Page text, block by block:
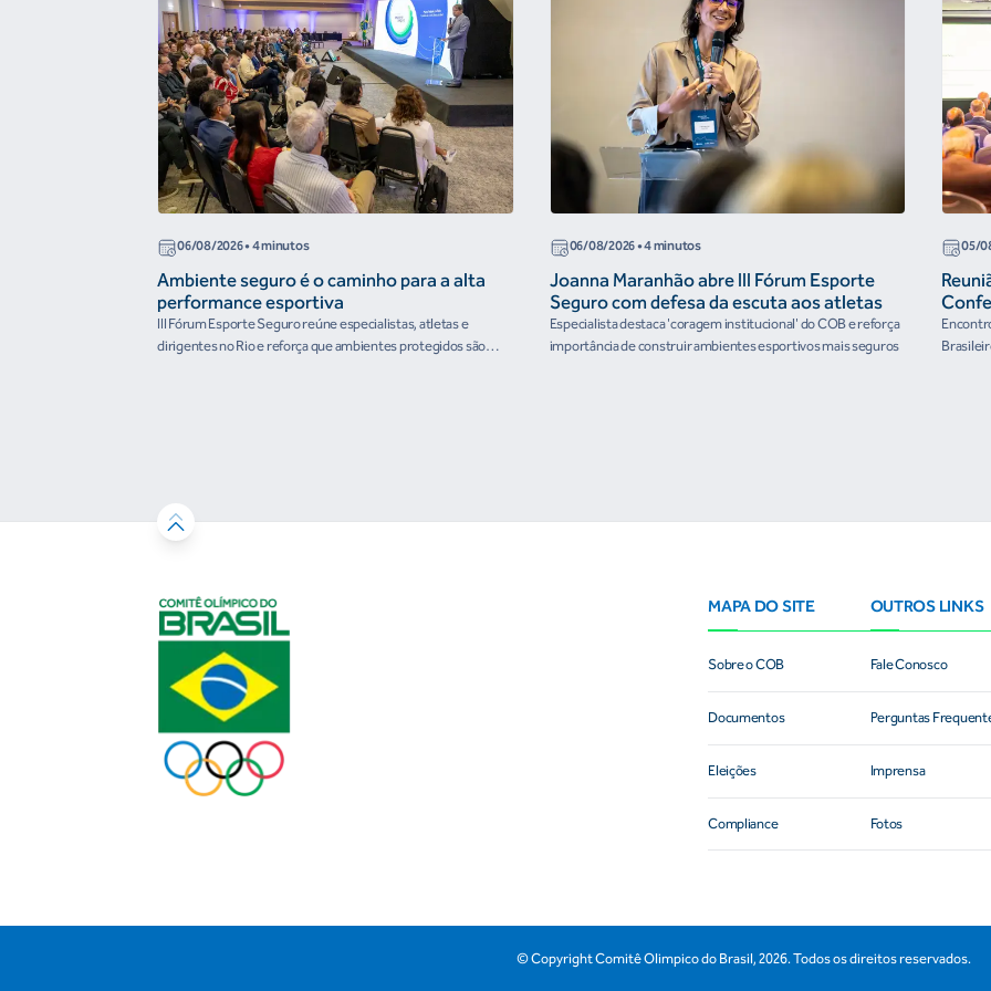
06/08/2026• 4 minutos
Ambiente seguro é o caminho para a alta
performance esportiva
III Fórum Esporte Seguro reúne especialistas, atletas e
dirigentes no Rio e reforça que ambientes protegidos são
06/08/2026• 4 minutos
Joanna Maranhão abre III Fórum Esporte
Seguro com defesa da escuta aos atletas
Especialista destaca 'coragem institucional' do COB e reforça
importância de construir ambientes esportivos mais seguros
05/
the
MAPA DO SITE
Sobre o COB
Documentos
Eleições
Compliance
OUTROS LINKS
Fale Conosco
Perguntas
Imprensa
Fotos
© Copyright Comitê Olimpico do Brasil, 2026. Todos os direitos reservados.